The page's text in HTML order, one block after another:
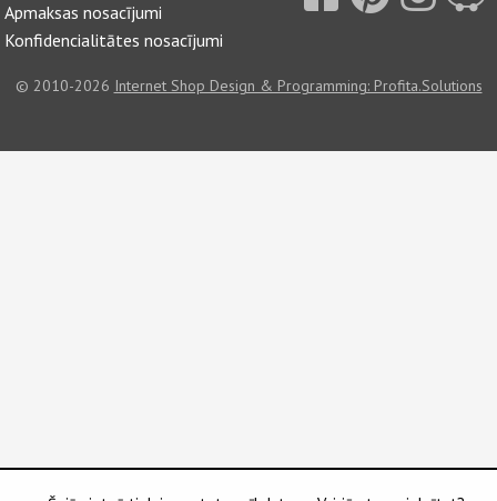
Apmaksas nosacījumi
Konfidencialitātes nosacījumi
© 2010-2026 Internet Shop Design & Programming: Profita.Solutions